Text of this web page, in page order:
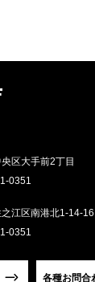
区大手前2丁目
0351
江区南港北1-14-16
0351
各種お問合